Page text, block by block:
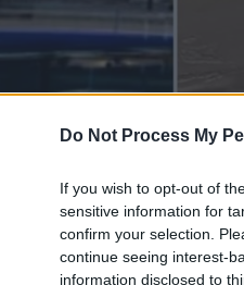
Do Not Process My
If you wish to opt-out of
sensitive information for
confirm your selection.
continue seeing interest-
information disclosed to
Προσθέστε το ΕΘΝΟΣ